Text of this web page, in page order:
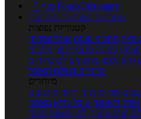

מנוי FoodsDictionary
מתכונים קטגוריות מתכונים
קטגוריות נפוצות
מתכוני עוגות אוכל צמחוני
עוגיות פסטה מתכוני עוף מתכוני
ללא גלוטן מתכונים לסוכרתיים
טרנדים בעולם האוכל
מיוחדים
שלי מתכוני וידאו מתכונים
אוכל דיאטטי אוכל בריא מאכלי
חגים ועונות לפי שיטות הכנה